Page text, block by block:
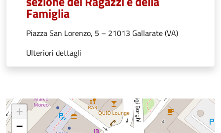
Famiglia
Piazza San Lorenzo, 5 – 21013 Gallarate (VA)
Ulteriori dettagli
+
−